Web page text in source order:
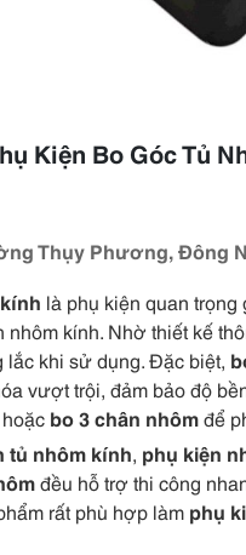
Kiện Bo Góc Tủ
Thụy Phương, Đông
là phụ kiện quan
nhôm kính. Nhờ thiết kế
lắc khi sử dụng. Đặc biệt,
vượt trội, đảm bảo độ
hoặc bo 3 chân nhômđể
tủ nhôm kính, phụ kiện
đều hỗ trợ thi công
rất phù hợp làm phụ